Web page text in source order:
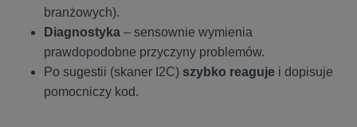
branżowych).
Diagnostyka – sensownie wymienia
prawdopodobne przyczyny problemów.
Po sugestii (skaner I2C) szybko reaguje i dopisuje
pomocniczy kod.